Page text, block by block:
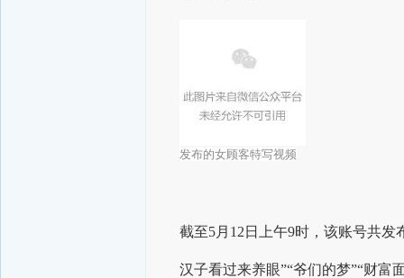
发布的女顾客特写视频
截至5月12日上午9时，该账号共发
汉子看过来养眼”“爷们的梦”“财富